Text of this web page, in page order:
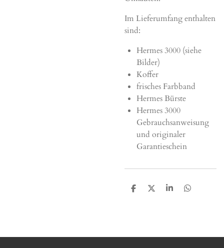
Im Lieferumfang enthalten
sind:
Hermes 3000 (siehe
Bilder)
Koffer
frisches Farbband
Hermes Bürste
Hermes 3000
Gebrauchsanweisung
und originaler
Garantieschein
T
T
T
T